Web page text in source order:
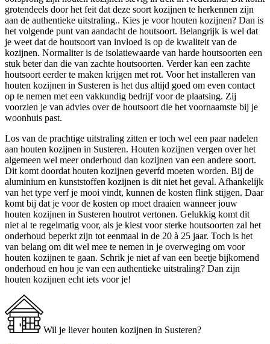
grotendeels door het feit dat deze soort kozijnen te herkennen zijn
aan de authentieke uitstraling.. Kies je voor houten kozijnen? Dan is
het volgende punt van aandacht de houtsoort. Belangrijk is wel dat
je weet dat de houtsoort van invloed is op de kwaliteit van de
kozijnen. Normaliter is de isolatiewaarde van harde houtsoorten een
stuk beter dan die van zachte houtsoorten. Verder kan een zachte
houtsoort eerder te maken krijgen met rot. Voor het installeren van
houten kozijnen in Susteren is het dus altijd goed om even contact
op te nemen met een vakkundig bedrijf voor de plaatsing. Zij
voorzien je van advies over de houtsoort die het voornaamste bij je
woonhuis past.
Los van de prachtige uitstraling zitten er toch wel een paar nadelen
aan houten kozijnen in Susteren. Houten kozijnen vergen over het
algemeen wel meer onderhoud dan kozijnen van een andere soort.
Dit komt doordat houten kozijnen geverfd moeten worden. Bij de
aluminium en kunststoffen kozijnen is dit niet het geval. Afhankelijk
van het type verf je mooi vindt, kunnen de kosten flink stijgen. Daar
komt bij dat je voor de kosten op moet draaien wanneer jouw
houten kozijnen in Susteren houtrot vertonen. Gelukkig komt dit
niet al te regelmatig voor, als je kiest voor sterke houtsoorten zal het
onderhoud beperkt zijn tot eenmaal in de 20 à 25 jaar. Toch is het
van belang om dit wel mee te nemen in je overweging om voor
houten kozijnen te gaan. Schrik je niet af van een beetje bijkomend
onderhoud en hou je van een authentieke uitstraling? Dan zijn
houten kozijnen echt iets voor je!
Wil je liever houten kozijnen in Susteren?